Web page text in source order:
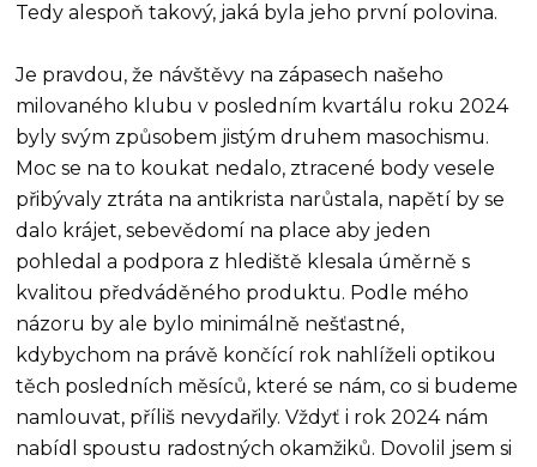
Tedy alespoň takový, jaká byla jeho první polovina.
Je pravdou, že návštěvy na zápasech našeho
milovaného klubu v posledním kvartálu roku 2024
byly svým způsobem jistým druhem masochismu.
Moc se na to koukat nedalo, ztracené body vesele
přibývaly ztráta na antikrista narůstala, napětí by se
dalo krájet, sebevědomí na place aby jeden
pohledal a podpora z hlediště klesala úměrně s
kvalitou předváděného produktu. Podle mého
názoru by ale bylo minimálně nešťastné,
kdybychom na právě končící rok nahlíželi optikou
těch posledních měsíců, které se nám, co si budeme
namlouvat, příliš nevydařily. Vždyť i rok 2024 nám
nabídl spoustu radostných okamžiků. Dovolil jsem si